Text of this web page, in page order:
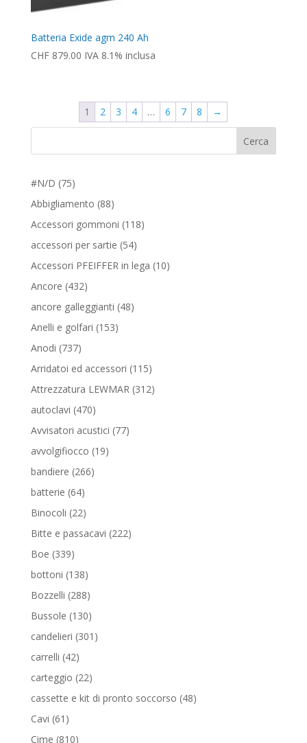
Batteria Exide agm 240 Ah
CHF879.00 IVA 8.1% inclusa
1 2 3 4 … 6 7 8 →
Cerca
#N/D 7575
prodotti
Abbigliamento 8888
prodotti
Accessori gommoni 118118
accessori per sartie 5454
prodotti
Accessori PFEIFFER in lega 1010
Ancore 432432
prodotti
ancore galleggianti 4848
Anelli e golfari 153153
Anodi 737737
prodotti
Arridatoi ed accessori 115115
prodotti
Attrezzatura LEWMAR 312312
autoclavi 470470
prodotti
Avvisatori acustici 7777
avvolgifiocco 1919
bandiere 266266
batterie 6464
prodotti
Binocoli 2222
prodotti
Bitte e passacavi 222222
Boe 339339
prodotti
bottoni 138138
prodotti
Bozzelli 288288
prodotti
Bussole 130130
prodotti
candelieri 301 301
carrelli 4242
prodotti
carteggio 2222
prodotti
cassette e kit di pronto soccorso 4848
Cavi 61 61
prodotti
Cime 810810